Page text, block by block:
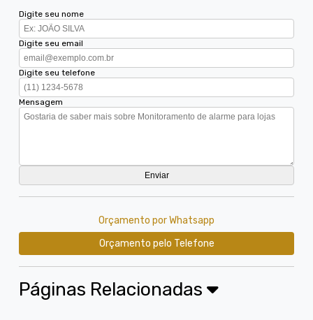
Digite seu nome
Digite seu email
Digite seu telefone
Mensagem
Orçamento por Whatsapp
Orçamento pelo Telefone
Páginas Relacionadas